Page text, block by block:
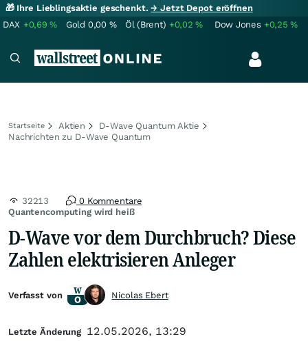
🎁 Ihre Lieblingsaktie geschenkt.→ Jetzt Depot eröffnen
DAX +0,69% Gold 0,00 % Öl (Brent) +0,02% Dow Jones +0,25%
Startseite Aktien
D-Wave Quantum Aktie
Nachrichten zu D-Wave Quantum
Quantencomputing wird heiß
32213 0 Kommentare
D-Wave vor dem Durchbruch? Diese
Zahlen elektrisieren Anleger
Verfasst von Nicolas Ebert
Letzte Änderung 12.05.2026, 13:29